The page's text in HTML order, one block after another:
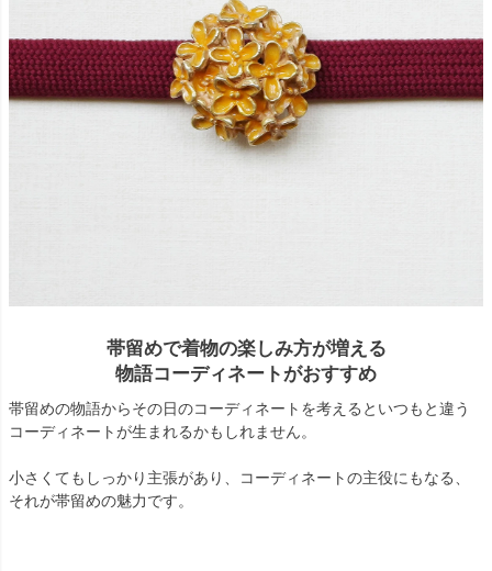
帯留めで着物の楽しみ方が増える
物語コーディネートがおすすめ
帯留めの物語からその日のコーディネートを考えるといつもと違う
コーディネートが生まれるかもしれません。
小さくてもしっかり主張があり、コーディネートの主役にもなる、
それが帯留めの魅力です。